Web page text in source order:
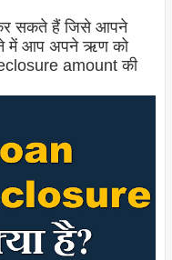
सकते हैं जिसे आपने
में आप अपने ऋण को
amount की